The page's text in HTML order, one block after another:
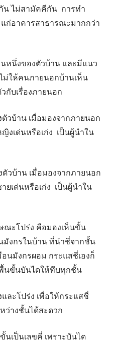
น ไม่สามัคคีกัน การทำ
ก่อาคารสาธารณะมากกว่า
หนึ่งของตัวบ้าน และมีแนว
ม่ให้คนภายนอกบ้านเห็น
กับเรื่องภายนอก
วบ้าน เมื่อมองจากภายนอก
งเด่นหรือเก่ง เป็นผู้นำใน
วบ้าน เมื่อมองจากภายนอก
ยเด่นหรือเก่ง เป็นผู้นำใน
ณะโปร่ง คือมองเห็นขั้น
มังกรในบ้าน ที่นำชี่จากชั้น
นมังกรผอม กระแสชี่เองก็
นขั้นบันไดให้ทึบทุกชั้น
ละโปร่ง เพื่อให้กระแสชี่
ว่างชั้นได้สะดวก
เป็นเลขคี่ เพราะบันได